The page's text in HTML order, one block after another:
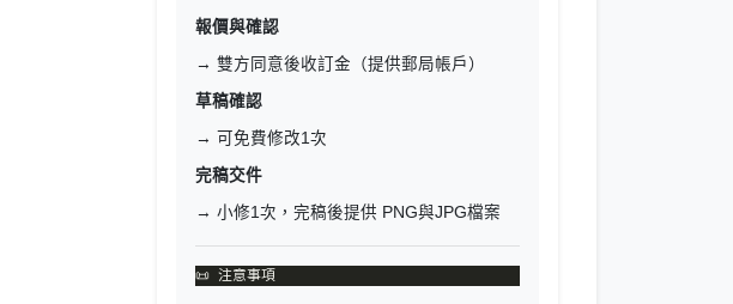
報價與確認
→ 雙方同意後收訂金（提供郵局帳戶）
草稿確認
→ 可免費修改1次
完稿交件
→ 小修1次，完稿後提供 PNG與JPG檔案